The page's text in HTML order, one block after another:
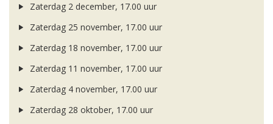
Zaterdag 2 december, 17.00 uur
Zaterdag 25 november, 17.00 uur
Zaterdag 18 november, 17.00 uur
Zaterdag 11 november, 17.00 uur
Zaterdag 4 november, 17.00 uur
Zaterdag 28 oktober, 17.00 uur